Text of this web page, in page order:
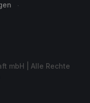
mbH | Alle Rechte